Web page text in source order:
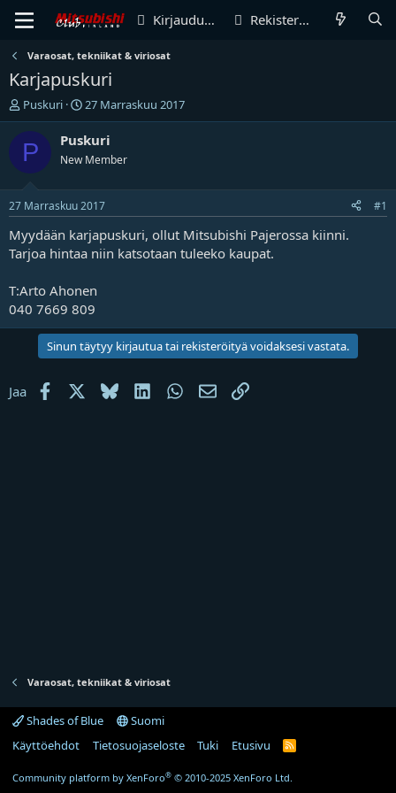
Kirjaudu sisään Rekisteröidy
Varaosat, tekniikat & viriosat
Karjapuskuri
V
i
e
s
k
e
t
j
u
a
l
o
a
Puskuri
A
l
o
t
s
p
ä
v
m
ä
ä
r
ä
27 Marraskuu 2017
P Puskuri
New Member
27 Marraskuu 2017 #1
Myydään karjapuskuri, ollut Mitsubishi Pajerossa kiinni.
Tarjoa hintaa niin katsotaan tuleeko kaupat.
T:Arto Ahonen
040 7669 809
Sinun täytyy kirjautua tai rekisteröityä voidaksesi vastata.
Jaa Facebook BlueskyLinkedInWhatsAppSähköposti
Linkki
Varaosat, tekniikat & viriosat
Shades of Blue
Suomi
Käyttöehdot
Tietosuojaseloste Tuki Etusivu
R
Community platform by XenForo® © 2010-2025 XenForo Ltd.